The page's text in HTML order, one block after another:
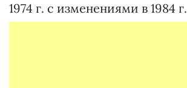
1974 г. с изменениями в 1984 г.